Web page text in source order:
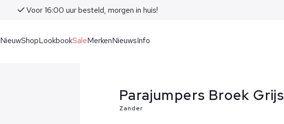
Voor 16:00 uur besteld, morgen in huis!
NieuwShopLookbookSaleMerkenNieuwsInfo
Parajumpers Broek Grijs
Zander